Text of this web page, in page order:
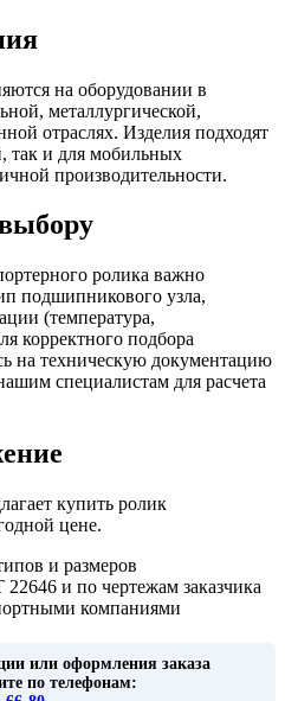
на оборудовании в
металлургической,
отраслях. Изделия подходят
так и для мобильных
производительности.
ролика важно
подшипникового узла,
(температура,
корректного подбора
на техническую документацию
специалистам для расчета
купить ролик
цене.
и размеров
и по чертежам заказчика
компаниями
или оформления заказа
по телефонам: